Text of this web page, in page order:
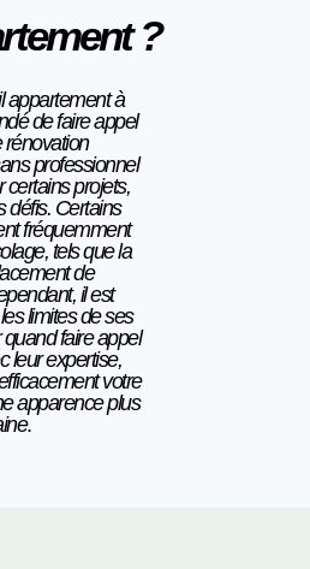
?
appartement à
de faire appel
rénovation
professionnel
certains projets,
défis. Certains
fréquemment
tels que la
de
il est
limites de ses
faire appel
leur expertise,
votre
apparence plus
.